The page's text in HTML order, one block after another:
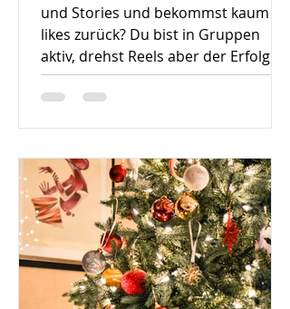
und Stories und bekommst kaum
likes zurück? Du bist in Gruppen
aktiv, drehst Reels aber der Erfolg
bleibt aus. So langsam weißt du
nicht mehr weiter. Was denn noch
besonders überzeugt von einem
geschriebenen Beitrag bist - läuft
dieser gar nicht. Du weißt in dir drin
- ich kann richtig was, ich habe eine
Botschaft aber scheinbar hört sie
Niemand oder